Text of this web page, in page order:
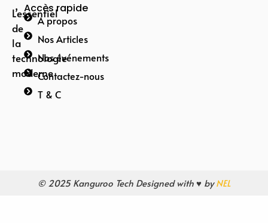
L’essentiel
de
la
technologie
moderne
Accès rapide
A propos
Nos Articles
Nos événements
Contactez-nous
T & C
© 2025 Kanguroo Tech Designed with ♥ byNEL